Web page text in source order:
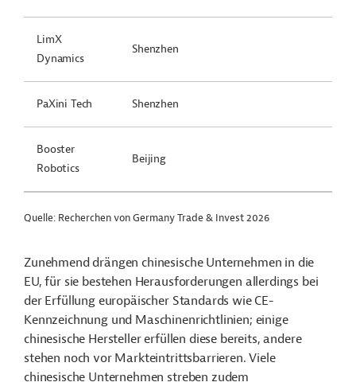
LimX
Dynamics
Shenzhen
PaXini Tech Shenzhen
Booster
Robotics
Beijing
Quelle: Recherchen von Germany Trade & Invest 2026
Zunehmend drängen chinesische Unternehmen in die
EU, für sie bestehen Herausforderungen allerdings bei
der Erfüllung europäischer Standards wie CE-
Kennzeichnung und Maschinenrichtlinien; einige
chinesische Hersteller erfüllen diese bereits, andere
stehen noch vor Markteintrittsbarrieren. Viele
chinesische Unternehmen streben zudem